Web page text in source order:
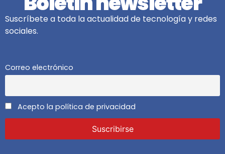
Suscríbete a toda la actualidad de tecnología y redes
sociales.
Correo electrónico
Acepto la política de privacidad